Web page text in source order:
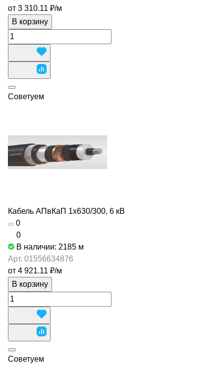
от 3 310.11 ₽/м
В корзину
Советуем
Кабель АПвКаП 1х630/300, 6 кВ
0
0
В наличии: 2185 м
Арт. 01556634876
от 4 921.11 ₽/м
В корзину
Советуем